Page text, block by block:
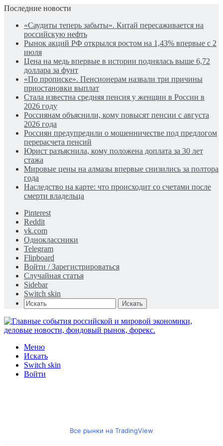
Последние новости
«Саудиты теперь забыты». Китай пересаживается на
российскую нефть
Рынок акций РФ открылся ростом на 1,43% впервые с 2
июля
Цена на медь впервые в истории поднялась выше 6,72
доллара за фунт
«По прописке». Пенсионерам назвали три причины
приостановки выплат
Стала известна средняя пенсия у женщин в России в
2026 году
Россиянам объяснили, кому повысят пенсии с августа
2026 года
Россиян предупредили о мошенничестве под предлогом
перерасчета пенсий
Юрист разъяснила, кому положена доплата за 30 лет
стажа
Мировые цены на алмазы впервые снизились за полтора
года
Наследство на карте: что происходит со счетами после
смерти владельца
Pinterest
Reddit
vk.com
Одноклассники
Telegram
Flipboard
Войти / Зарегистрироваться
Случайная статья
Sidebar
Switch skin
Искать
Меню
Искать
Switch skin
Войти
Все рынки на TradingView